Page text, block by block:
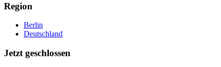
Region
Berlin
Deutschland
Jetzt geschlossen